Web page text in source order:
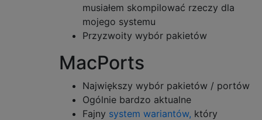
musiałem skompilować rzeczy dla
mojego systemu
Przyzwoity wybór pakietów
MacPorts
Największy wybór pakietów / portów
Ogólnie bardzo aktualne
Fajny system wariantów, który